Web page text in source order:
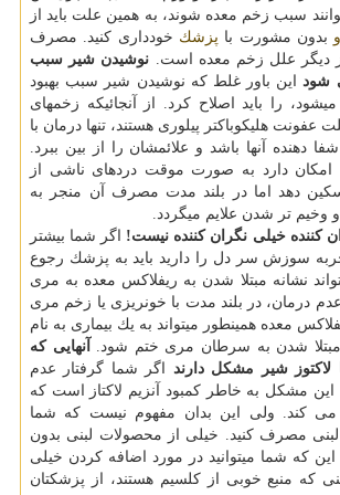
سبب زخم معده شوند، به همین علت باید از
بدون مشورت با پزشك خودداری كنید. مصرف
دیگر علل زخم معده است. نوشیدن شیر سبب
شوداین باور غلط كه نوشیدن شیر سبب بهبود
را باید اصلاح كرد. از آنجائیكه زخمهای
هلیكوباكتر پیلوری هستند، تنها درمان با
شفا دهنده آنها باشد و علائمشان را از بین ببرد.
امكان دارد به صورت موقت دردهای ناشی از
دهد اما در بلند مدت مصرف آن منجر به
وخیم تر شدن علایم میگردد.
خیلی نگران كننده نیست! اگر شما بیشتر
سوزش سر دل را دارید باید به پزشك رجوع
نشانه مبتلا شدن به ریفلاكس معده به مری
درمان، در بلند مدت با خونریزی یا زخم مری
معده همینطور میتواند به یك بیماری به نام
شدن به سرطان مری ختم شود.
آنهایی كه
لاكتوز شیر مشكل دارند اگر شما گرفتار عدم
این مشكل به خاطر كمبود آنزیم لاكتاز است كه
می كند. ولی این بدان مفهوم نیست كه شما
لبنی مصرف كنید. خیلی از محصولات لبنی بدون
كه شما میتوانید در مورد اضافه كردن خیلی
كه منبع خوبی از كلسیم هستند، از پزشكتان